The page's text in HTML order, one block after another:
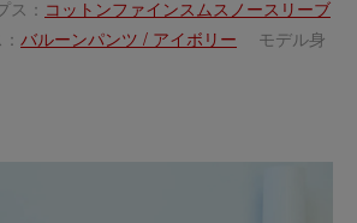
： コットンファインスムスノースリーブ
バルーンパンツ / アイボリー モデル身